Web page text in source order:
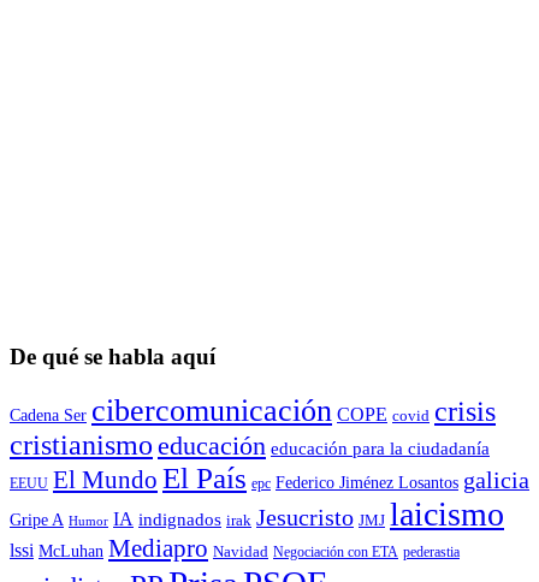
De qué se habla aquí
Cadena Ser cibercomunicación COPE covid crisis
cristianismo educación educación para la ciudadaní­a
EEUU El Mundo El País epc Federico Jiménez Losantos galicia
Gripe A Humor IA indignados irak Jesucristo JMJ laicismo
lssi McLuhan Mediapro Navidad Negociación con ETA pederastia